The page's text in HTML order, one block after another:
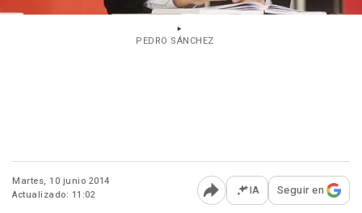
PEDRO SÁNCHEZ
Martes, 10 junio 2014
Actualizado: 11:02
Abrir opciones para
IA Seguir en